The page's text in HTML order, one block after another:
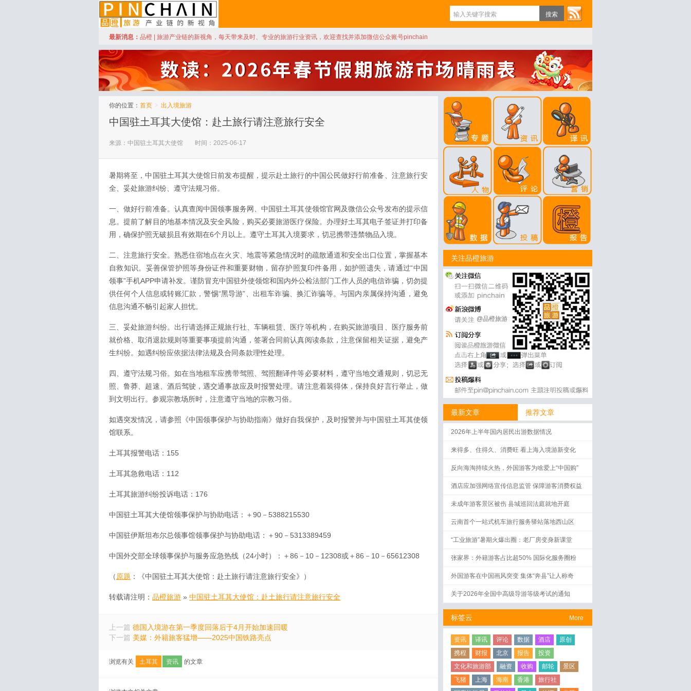
品橙旅游
最新消息： 品橙 | 旅游产业链的新视角，每天带来及时、专业的旅游行业资讯，欢迎查找并添加微信公众账号pinchain
你的位置： 首页 > 出入境旅游
中国驻土耳其大使馆：赴土旅行请注意旅行安全
来源：中国驻土耳其大使馆 时间：2025-06-17
暑期将至，中国驻土耳其大使馆日前发布提醒，提示赴土旅行的中国公民做好行前准备、注意旅行安
全、妥处旅游纠纷、遵守法规习俗。
一、做好行前准备。认真查阅中国领事服务网、中国驻土耳其使领馆官网及微信公众号发布的提示信
息。提前了解目的地基本情况及安全风险，购买必要旅游医疗保险。办理好土耳其电子签证并打印备
用，确保护照无破损且有效期在6个月以上。遵守土耳其入境要求，切忌携带违禁物品入境。
二、注意旅行安全。熟悉住宿地点在火灾、地震等紧急情况时的疏散通道和安全出口位置，掌握基本
自救知识。妥善保管护照等身份证件和重要财物，留存护照复印件备用，如护照遗失，请通过“中国
领事”手机APP申请补发。谨防冒充中国驻外使领馆和国内外公检法部门工作人员的电信诈骗，切勿提
供任何个人信息或转账汇款，警惕“黑导游”、出租车诈骗、换汇诈骗等。与国内亲属保持沟通，避免
信息沟通不畅引起家人担忧。
三、妥处旅游纠纷。出行请选择正规旅行社、车辆租赁、医疗等机构，在购买旅游项目、医疗服务前
就价格、取消退款规则等重要事项提前沟通，签署合同前认真阅读条款，注意保留相关证据，避免产
生纠纷。如遇纠纷应依据法律法规及合同条款理性处理。
四、遵守法规习俗。如在当地租车应携带驾照、驾照翻译件等必要材料，遵守当地交通规则，切忌无
照、鲁莽、超速、酒后驾驶，遇交通事故应及时报警处理。请注意着装得体，保持良好言行举止，做
到文明出行。参观宗教场所时，注意遵守当地的宗教习俗。
如遇突发情况，请参照《中国领事保护与协助指南》做好自我保护，及时报警并与中国驻土耳其使领
馆联系。
土耳其报警电话：155
土耳其急救电话：112
土耳其旅游纠纷投诉电话：176
中国驻土耳其大使馆领事保护与协助电话：＋90－5388215530
中国驻伊斯坦布尔总领事馆领事保护与协助电话：＋90－5313389459
中国外交部全球领事保护与服务应急热线（24小时）：＋86－10－12308或＋86－10－65612308
（ 原题 ：《中国驻土耳其大使馆：赴土旅行请注意旅行安全》）
转载请注明： 品橙旅游 » 中国驻土耳其大使馆：赴土旅行请注意旅行安全
上一篇 德国入境游在第一季度回落后于4月开始加速回暖
下一篇 美媒：外籍旅客猛增——2025中国铁路亮点
浏览有关 土耳其 资讯 的文章
关注品橙旅游
@品橙旅游
最新文章 推荐文章
2026年上半年国内居民出游数据情况
来得多、住得久、消费旺 看上海入境游新变化
反向海淘持续火热，外国游客为啥爱上“中国购”
酒店应加强网络宣传信息监管 保障游客消费权益
未成年游客景区被伤 县城巡回法庭就地开庭
云南首个一站式机车旅行服务驿站落地西山区
“工业旅游”暑期火爆出圈：老厂房变身新课堂
张家界：外籍游客占比超50% 国际化服务圈粉
外国游客在中国画风突变 集体“奔县”让人称奇
关于2026年全国中高级导游等级考试的通知
More
标签云
资讯 译讯 评论 数据 酒店
原创
携程
财报 北京 报告
投资
文化和旅游部
融资 收购 邮轮
景区
飞猪
上海 海南 香港
旅行社